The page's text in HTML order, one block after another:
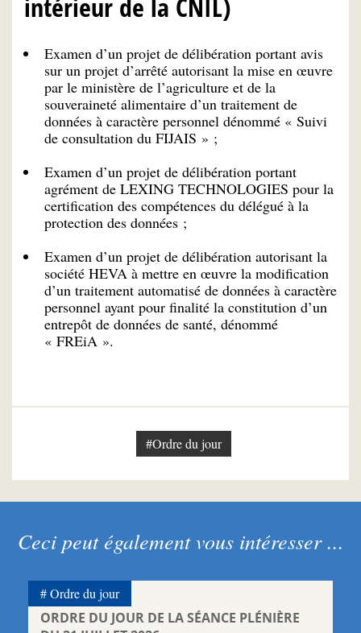
Examen d’un projet de délibération portant avis
sur un projet d’arrêté autorisant la mise en œuvre
par le ministère de l’agriculture et de la
souveraineté alimentaire d’un traitement de
données à caractère personnel dénommé « Suivi
de consultation du FIJAIS » ;
Examen d’un projet de délibération portant
agrément de LEXING TECHNOLOGIES pour la
certification des compétences du délégué à la
protection des données ;
Examen d’un projet de délibération autorisant la
société HEVA à mettre en œuvre la modification
d’un traitement automatisé de données à caractère
personnel ayant pour finalité la constitution d’un
entrepôt de données de santé, dénommé
« FREiA ».
#Ordre du jour
Ceci peut également vous intéresser ...
ORDRE DU JOUR DE LA SÉANCE PLÉNIÈRE
Ordre du jour